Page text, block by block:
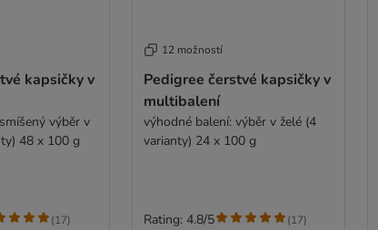
kapsičky v
výběr v
48 x 100 g
(17)
12 možností
Pedigree čerstvé kapsičky v
multibalení
výhodné balení: výběr v želé (4
varianty) 24 x 100 g
Rating: 4.8/5 (17)